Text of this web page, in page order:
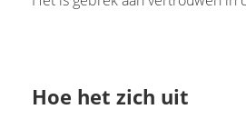
Hoe het zich uit